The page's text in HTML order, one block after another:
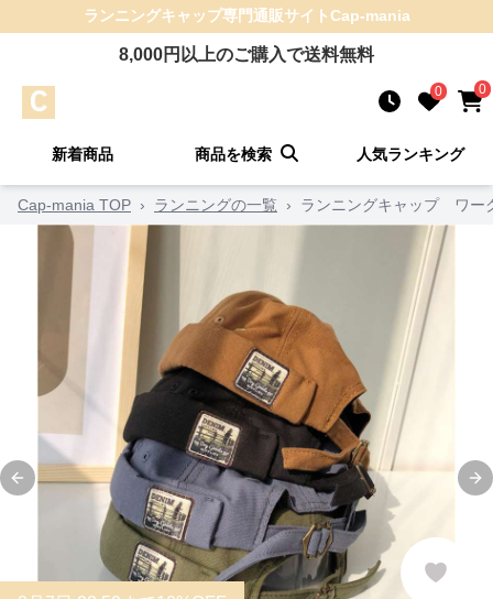
ランニングキャップ専門通販サイトCap-mania
8,000円以上のご購入で送料無料
0 0
新着商品 商品を検索 人気ランキング
Cap-mania TOP › ランニングの一覧 › ランニングキャップ ワー
Previous slide